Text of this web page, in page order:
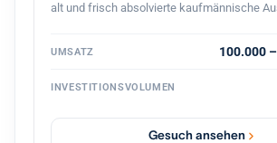
alt und frisch absolvierte kaufmännische
UMSATZ 100.000
INVESTITIONSVOLUMEN
Gesuch ansehen